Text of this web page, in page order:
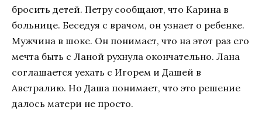
бросить детей. Петру сообщают, что Карина в
больнице. Беседуя с врачом, он узнает о ребенке.
Мужчина в шоке. Он понимает, что на этот раз его
мечта быть с Ланой рухнула окончательно. Лана
соглашается уехать с Игорем и Дашей в
Австралию. Но Даша понимает, что это решение
далось матери не просто.